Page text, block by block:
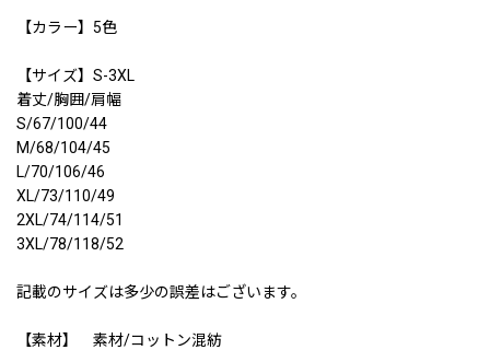
【カラー】5色
【サイズ】S-3XL
着丈/胸囲/肩幅
S/67/100/44
M/68/104/45
L/70/106/46
XL/73/110/49
2XL/74/114/51
3XL/78/118/52
記載のサイズは多少の誤差はございます。
【素材】 素材/コットン混紡